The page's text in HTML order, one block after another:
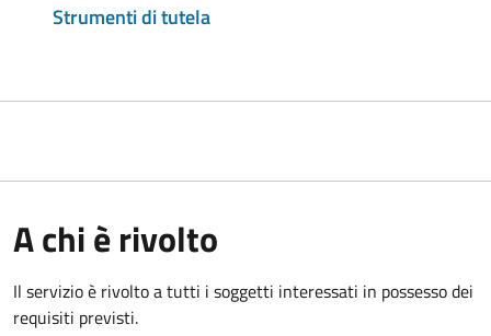
Strumenti di tutela
A chi è rivolto
Il servizio è rivolto a tutti i soggetti interessati in possesso dei
requisiti previsti.